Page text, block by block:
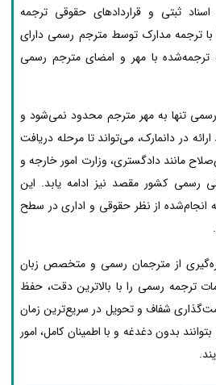
ثبتی و قراردادهای حقوقی ترجمه
با ترجمه مدارک توسط مترجم رسمی دارای
با مهر و امضای مترجم رسمی
رسمی تنها به مهر مترجم محدود نمی‌شود و
در دانمارک، می‌تواند تا مرحله دریافت
مانند دادگستری، وزارت امور خارجه و
رسمی کشور مقصد نیز ادامه یابد. این
انجام‌شده از نظر حقوقی و اداری در سطح
از مترجمان رسمی و متخصص زبان
ترجمه رسمی را با بالاترین دقت، حفظ
شفاف و تحویل در سریع‌ترین زمان
بدون دغدغه و با اطمینان کامل، امور